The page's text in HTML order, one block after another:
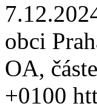
obci
OA,
+0100